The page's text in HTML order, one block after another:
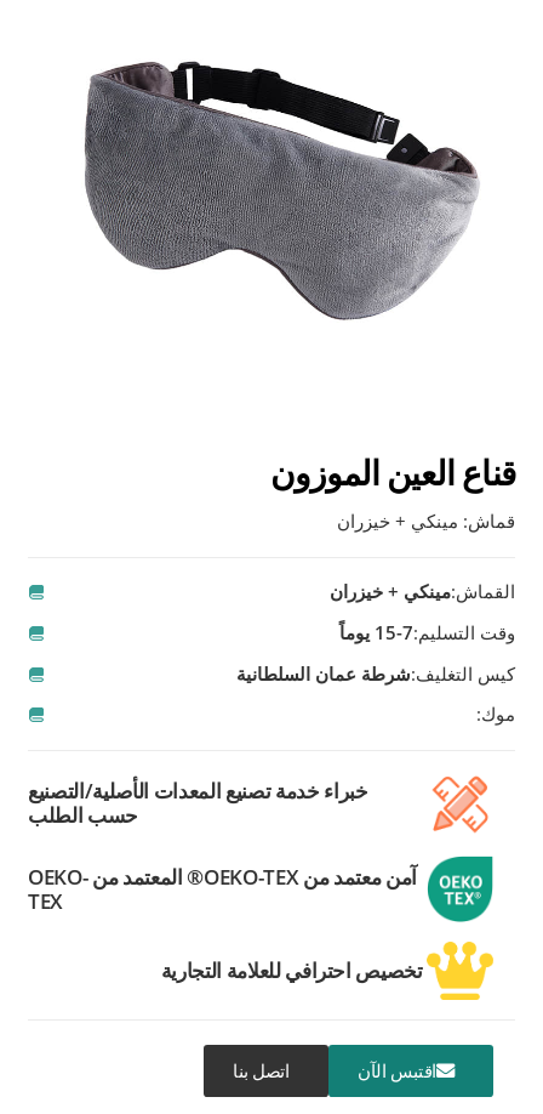
قناع العين الموزون
قماش: مينكي + خيزران
القماش:مينكي + خيزران
وقت التسليم:7-15 يوماً
كيس التغليف:شرطة عمان السلطانية
موك:
خبراء خدمة تصنيع المعدات الأصلية/التصنيع
حسب الطلب
آمن معتمد من OEKO-TEX® المعتمد من OEKO-
TEX
تخصيص احترافي للعلامة التجارية
اقتبس الآن اتصل بنا